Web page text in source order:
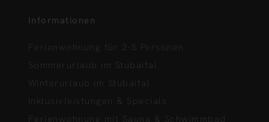
Informationen
Ferienwohnung für 2-5 Personen
Sommerurlaub im Stubaital
Winterurlaub im Stubaital
Inklusivleistungen & Specials
Ferienwohnung mit Sauna & Schwimmbad